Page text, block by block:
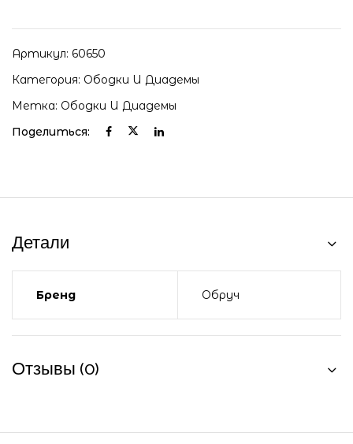
Артикул: 60650
Категория: Ободки И Диадемы
Метка: Ободки И Диадемы
Поделиться:
Детали
Бренд Обруч
Отзывы (0)